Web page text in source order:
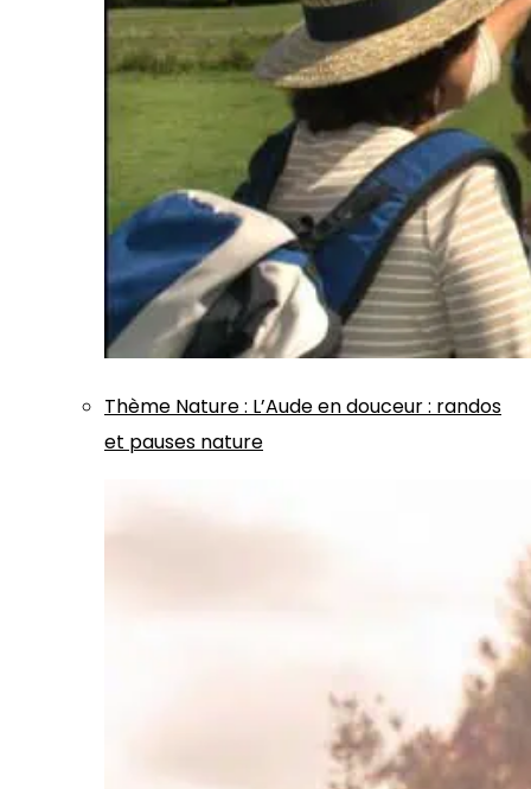
Thème Nature: L’Aude en douceur : randos
et pauses nature